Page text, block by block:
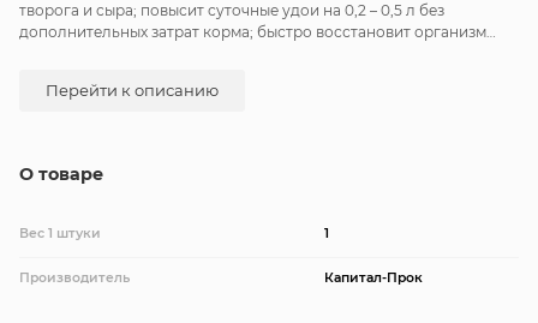
творога и сыра; повысит суточные удои на 0,2 – 0,5 л без
дополнительных затрат корма; быстро восстановит организм
сократит сроки откорма и половое созревание молодняка;
Перейти к описанию
О товаре
Вес 1 штуки 1
Производитель Капитал-Прок